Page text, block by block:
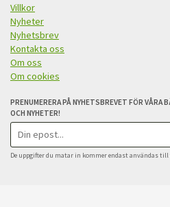
Villkor
Nyheter
Nyhetsbrev
Kontakta oss
Om oss
Om cookies
PRENUMERERA PÅ NYHETSBREVET FÖR VÅRA
OCH NYHETER!
E-
postadress
De uppgifter du matar in kommer endast användas